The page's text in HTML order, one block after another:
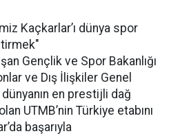
Kaçkarlar’ı dünya spor
Gençlik ve Spor Bakanlığı
ve Dış İlişkiler Genel
en prestijli dağ
UTMB’nin Türkiye etabını
başarıyla